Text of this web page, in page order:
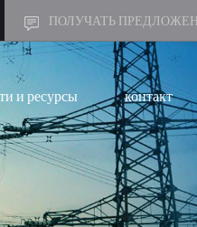
ПОЛУЧАТЬ
и ресурсы контакт